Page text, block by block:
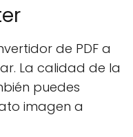
de PDF a
La calidad de la
puedes
imagen a